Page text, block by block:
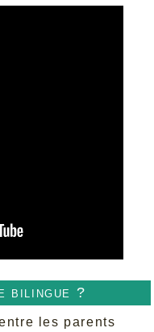
bilingue ?
les parents